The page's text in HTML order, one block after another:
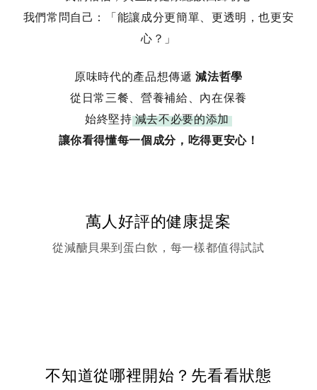
我們常問自己：「能讓成分更簡單、更透明，也更安
心？」
原味時代的產品想傳遞減法哲學
從日常三餐、營養補給、內在保養
始終堅持 減去不必要的添加
讓你看得懂每一個成分，吃得更安心！
萬人好評的健康提案
從減醣貝果到蛋白飲，每一樣都值得試試
不知道從哪裡開始？先看看狀態